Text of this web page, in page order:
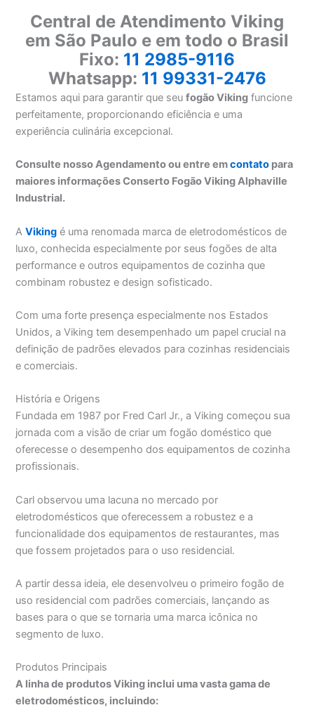
Central de Atendimento Viking
em São Paulo e em todo o Brasil
Fixo: 11 2985-9116
Whatsapp: 11 99331-2476
Estamos aqui para garantir que seufogão Viking funcione
perfeitamente, proporcionando eficiência e uma
experiência culinária excepcional.
Consulte nosso Agendamento ou entre emcontato para
maiores informações Conserto Fogão Viking Alphaville
Industrial.
AViking é uma renomada marca de eletrodomésticos de
luxo, conhecida especialmente por seus fogões de alta
performance e outros equipamentos de cozinha que
combinam robustez e design sofisticado.
Com uma forte presença especialmente nos Estados
Unidos, a Viking tem desempenhado um papel crucial na
definição de padrões elevados para cozinhas residenciais
e comerciais.
História e Origens
Fundada em 1987 por Fred Carl Jr., a Viking começou sua
jornada com a visão de criar um fogão doméstico que
oferecesse o desempenho dos equipamentos de cozinha
profissionais.
Carl observou uma lacuna no mercado por
eletrodomésticos que oferecessem a robustez e a
funcionalidade dos equipamentos de restaurantes, mas
que fossem projetados para o uso residencial.
A partir dessa ideia, ele desenvolveu o primeiro fogão de
uso residencial com padrões comerciais, lançando as
bases para o que se tornaria uma marca icônica no
segmento de luxo.
Produtos Principais
A linha de produtos Viking inclui uma vasta gama de
eletrodomésticos, incluindo: